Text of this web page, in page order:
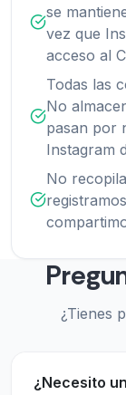
se
vez que
acceso al
Todas las
No
pasan por
Instagram
No
¿Tienes
¿Necesito